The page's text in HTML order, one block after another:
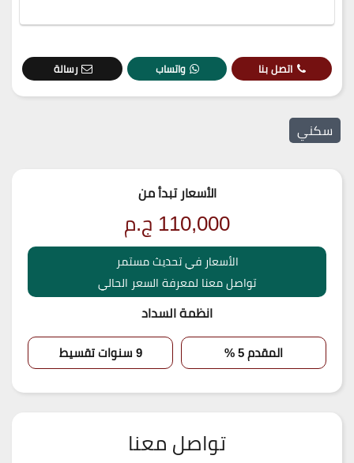
اتصل بنا واتساب رسالة
سكني
الأسعار تبدأ من
110,000 ج.م
الأسعار في تحديث مستمر
تواصل معنا لمعرفة السعر الحالي
انظمة السداد
المقدم 5 % 9 سنوات تقسيط
تواصل معنا